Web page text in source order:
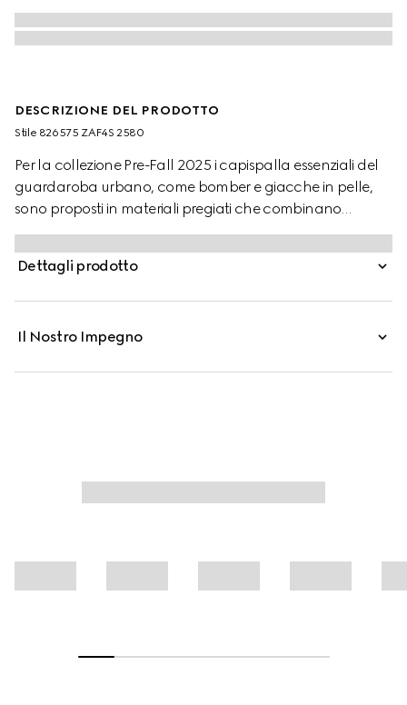
DESCRIZIONE DEL PRODOTTO
Stile ‎826575 ZAF4S 2580
Per la collezione Pre-Fall 2025 i capispalla essenziali del
guardaroba urbano, come bomber e giacche in pelle,
sono proposti in materiali pregiati che combinano
eleganza sofisticata e dettagli raffinati. Questa giacca,
realizzata in tessuto GG cammello e marrone scuro, è
impreziosita da bottoni in metallo Gucci e completata da
Dettagli prodotto
Il Nostro Impegno